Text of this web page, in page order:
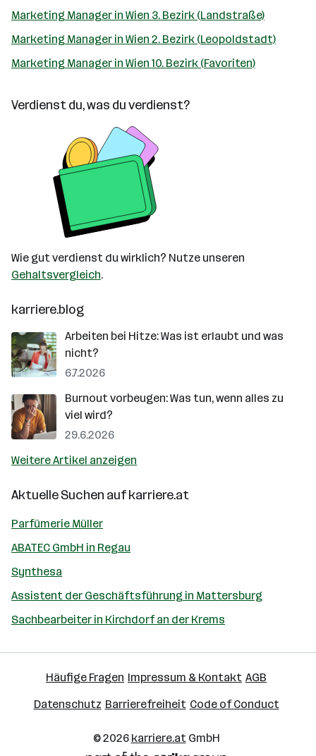
Marketing Manager in Wien 3. Bezirk (Landstraße)
Marketing Manager in Wien 2. Bezirk (Leopoldstadt)
Marketing Manager in Wien 10. Bezirk (Favoriten)
Verdienst du, was du verdienst?
Wie gut verdienst du wirklich? Nutze unseren
Gehaltsvergleich.
karriere.blog
Arbeiten bei Hitze: Was ist erlaubt und was
nicht?
6.7.2026
Burnout vorbeugen: Was tun, wenn alles zu
viel wird?
29.6.2026
Weitere Artikel anzeigen
Aktuelle Suchen aufkarriere.at
Parfümerie Müller
ABATEC GmbH in Regau
Synthesa
Assistent der Geschäftsführung in Mattersburg
Sachbearbeiter in Kirchdorf an der Krems
Häufige Fragen Impressum & Kontakt AGB
Datenschutz Barrierefreiheit Code of Conduct
© 2026 karriere.atGmbH